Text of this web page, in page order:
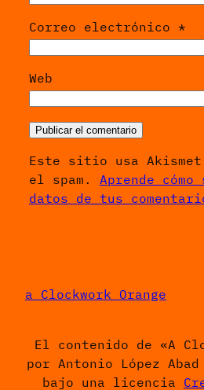
Correo electrónico *
Web
Este sitio usa
el spam. Aprende
datos de tus
a Clockwork Orange
El contenido de «A
por Antonio López
bajo una licencia